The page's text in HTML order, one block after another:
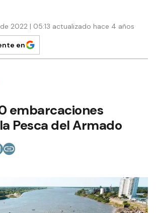
2022 | 05:13 actualizado hace 4 años
en
embarcaciones
Pesca del Armado